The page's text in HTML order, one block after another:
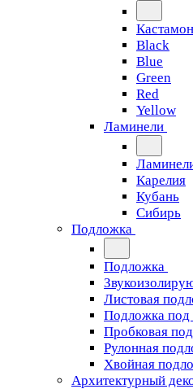
Black
Blue
Green
Red
Yellow
Ламинели
Карелия
Кубань
Сибирь
Подложка
Подложка
Листовая
Подложка под
Пробковая
Рулонная
Хвойная
Архитектурный